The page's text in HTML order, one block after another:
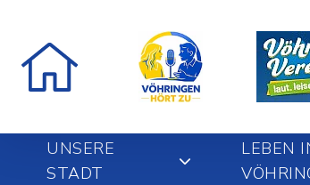
UNSERE
STADT
LEBEN